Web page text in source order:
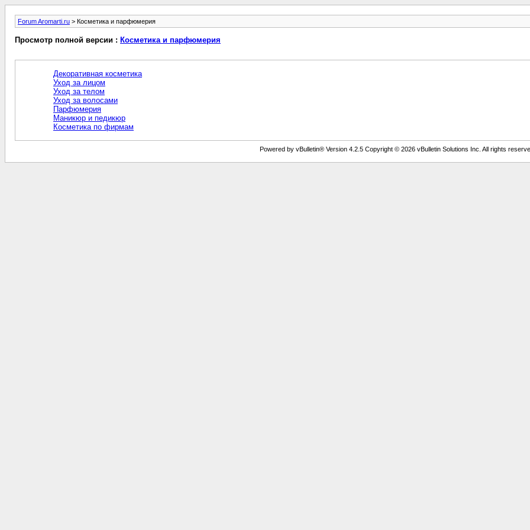
Forum Aromarti.ru > Косметика и парфюмерия
Просмотр полной версии : Косметика и парфюмерия
Декоративная косметика
Уход за лицом
Уход за телом
Уход за волосами
Парфюмерия
Маникюр и педикюр
Косметика по фирмам
Powered by vBulletin® Version 4.2.5 Copyright © 2026 vBulletin Solutions Inc. All rights